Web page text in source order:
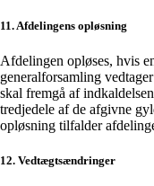
11. Afdelingens opløsning
Afdelingen opløses, hvis
generalforsamling
skal fremgå af
tredjedele af de afgivne
opløsning tilfalder
12. Vedtægtsændringer